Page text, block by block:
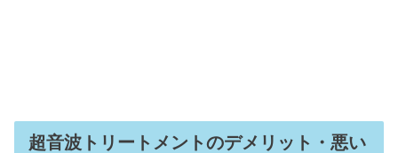
超音波トリートメントのデメリット・悪い